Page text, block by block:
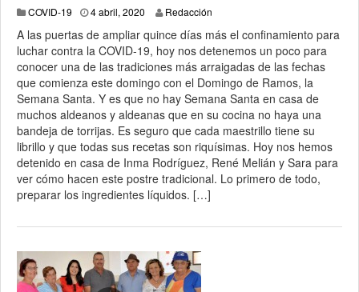
COVID-19 4 abril, 2020 4 abril, 2020
Redacción
A las puertas de ampliar quince días más el confinamiento para
luchar contra la COVID-19, hoy nos detenemos un poco para
conocer una de las tradiciones más arraigadas de las fechas
que comienza este domingo con el Domingo de Ramos, la
Semana Santa. Y es que no hay Semana Santa en casa de
muchos aldeanos y aldeanas que en su cocina no haya una
bandeja de torrijas. Es seguro que cada maestrillo tiene su
librillo y que todas sus recetas son riquísimas. Hoy nos hemos
detenido en casa de Inma Rodríguez, René Melián y Sara para
ver cómo hacen este postre tradicional. Lo primero de todo,
preparar los ingredientes líquidos. […]